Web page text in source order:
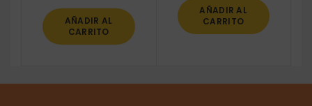
AÑADIR AL
CARRITO
AÑADIR AL
CARRITO